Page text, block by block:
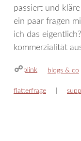
passiert und
ein paar fragen
ich das
kommerzialität
plink kategorien
blogs & co
flatterfrage